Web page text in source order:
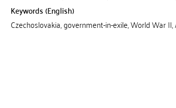
Keywords (English)
Czechoslovakia, government-in-exile, World War